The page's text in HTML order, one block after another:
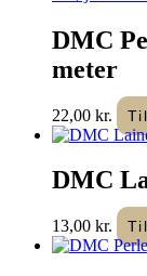
DMC
meter
22,00 kr.
DMC
13,00 kr.